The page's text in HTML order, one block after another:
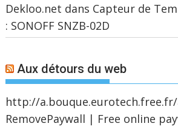
Dekloo.net dans Capteur de
: SONOFF SNZB-02D
Aux détours du web
http://
RemovePaywall | Free online